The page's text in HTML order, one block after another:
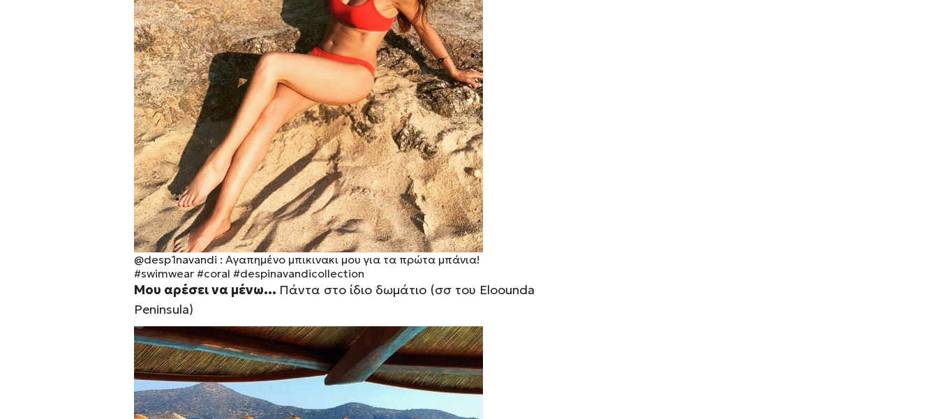
@desp1navandi : Αγαπημένο μπικινακι μου για τα πρώτα μπάνια!
#swimwear #coral #despinavandicollection
Μου αρέσει να μένω… Πάντα στο ίδιο δωμάτιο (σσ του Eloounda
Peninsula)